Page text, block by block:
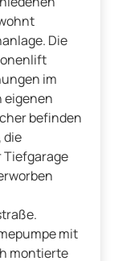
Die
im
eigenen
befinden
die
Tiefgarage
mit
montierte